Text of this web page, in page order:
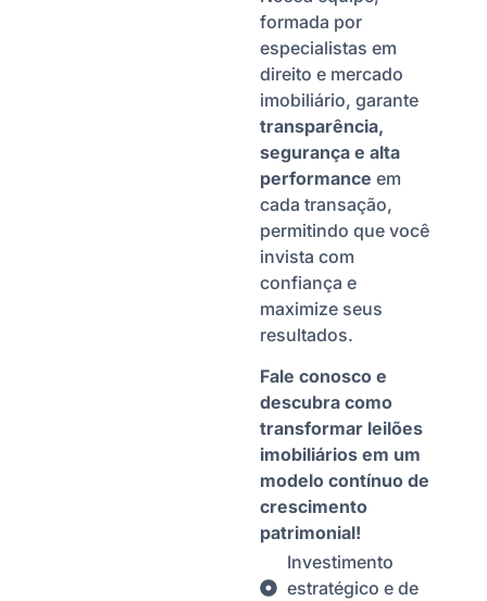
formada por
especialistas em
direito e mercado
imobiliário, garante
transparência,
segurança e alta
performance em
cada transação,
permitindo que você
invista com
confiança e
maximize seus
resultados.
Fale conosco e
descubra como
transformar leilões
imobiliários em um
modelo contínuo de
crescimento
patrimonial!
Investimento
estratégico e de